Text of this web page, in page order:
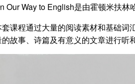
Our Way to English是由霍顿米扶林
课程通过大量的阅读素材和基础词
故事、诗篇及有意义的文章进行听